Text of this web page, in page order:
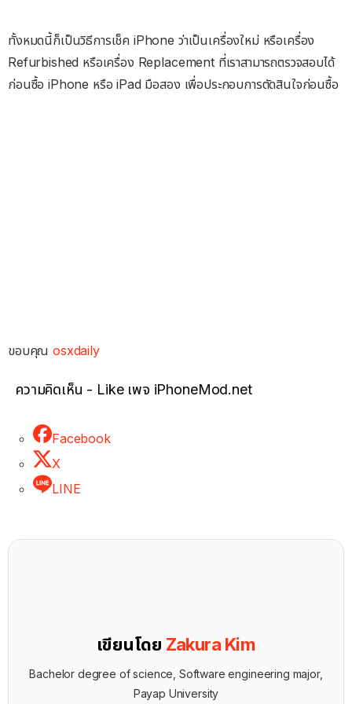
ทั้งหมดนี้ก็เป็นวิธีการเช็ค iPhone ว่าเป็นเครื่องใหม่ หรือเครื่อง
Refurbished หรือเครื่อง Replacement ที่เราสามารถตรวจสอบได้
ก่อนซื้อ iPhone หรือ iPad มือสอง เพื่อประกอบการตัดสินใจก่อนซื้อ
ขอบคุณosxdaily
ความคิดเห็น - Like เพจ iPhoneMod.net
Facebook
X
LINE
เขียนโดย Zakura Kim
Bachelor degree of science, Software engineering major,
Payap University